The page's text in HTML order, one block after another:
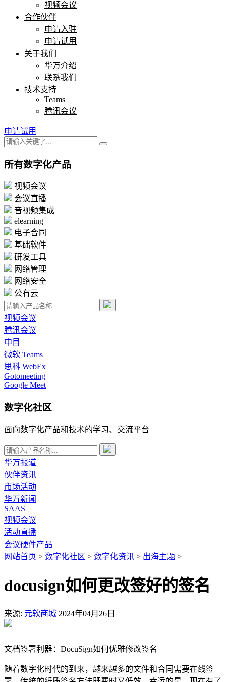
视频会议
合作伙伴
申请入驻
申请试用
关于我们
华万介绍
联系我们
技术支持
Teams
腾讯会议
申请试用
所有数字化产品
视频会议
会议直播
音视频集成
elearning
电子合同
基础软件
研发工具
网络管理
网络安全
公有云
视频会议
腾讯会议
中目
微软 Teams
思科 WebEx
Gotomeeting
Google Meet
数字化社区
面向数字化产品和技术的学习、交流平台
华万报道
伙伴资讯
市场活动
华万新闻
SAAS
视频会议
活动直播
会议硬件产品
网站首页 > 数字化社区 > 数字化资讯 > 出海主题 >
docusign如何更改签好的签名
来源: 元软商城 2024年04月26日
文档签署利器：DocuSign如何优雅修改签名
随着数字化时代的到来，越来越多的文件和合同需要在线签